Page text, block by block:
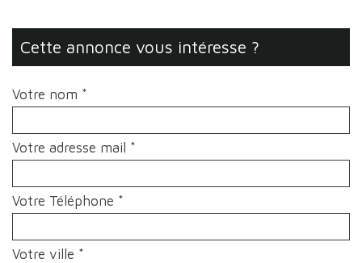
cette annonce vous intéresse ?
Votre nom *
Votre adresse mail *
Votre Téléphone *
Votre ville *